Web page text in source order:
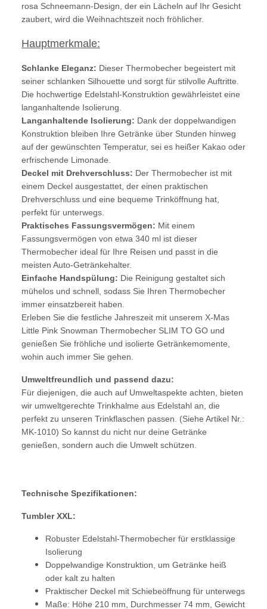
rosa Schneemann-Design, der ein Lächeln auf Ihr Gesicht
zaubert, wird die Weihnachtszeit noch fröhlicher.
Hauptmerkmale:
Schlanke Eleganz: Dieser Thermobecher begeistert mit
seiner schlanken Silhouette und sorgt für stilvolle Auftritte.
Die hochwertige Edelstahl-Konstruktion gewährleistet eine
langanhaltende Isolierung.
Langanhaltende Isolierung: Dank der doppelwandigen
Konstruktion bleiben Ihre Getränke über Stunden hinweg
auf der gewünschten Temperatur, sei es heißer Kakao oder
erfrischende Limonade.
Deckel mit Drehverschluss: Der Thermobecher ist mit
einem Deckel ausgestattet, der einen praktischen
Drehverschluss und eine bequeme Trinköffnung hat,
perfekt für unterwegs.
Praktisches Fassungsvermögen: Mit einem
Fassungsvermögen von etwa 340 ml ist dieser
Thermobecher ideal für Ihre Reisen und passt in die
meisten Auto-Getränkehalter.
Einfache Handspülung: Die Reinigung gestaltet sich
mühelos und schnell, sodass Sie Ihren Thermobecher
immer einsatzbereit haben.
Erleben Sie die festliche Jahreszeit mit unserem X-Mas
Little Pink Snowman Thermobecher SLIM TO GO und
genießen Sie fröhliche und isolierte Getränkemomente,
wohin auch immer Sie gehen.
Umweltfreundlich und passend dazu:
Für diejenigen, die auch auf Umweltaspekte achten, bieten
wir umweltgerechte Trinkhalme aus Edelstahl an, die
perfekt zu unseren Trinkflaschen passen. (Siehe Artikel Nr.:
MK-1010) So kannst du nicht nur deine Getränke
genießen, sondern auch die Umwelt schützen.
Technische Spezifikationen:
Tumbler XXL:
Robuster Edelstahl-Thermobecher für erstklassige
Isolierung
Doppelwandige Konstruktion, um Getränke heiß
oder kalt zu halten
Praktischer Deckel mit Schiebeöffnung für unterwegs
Maße: Höhe 210 mm, Durchmesser 74 mm, Gewicht